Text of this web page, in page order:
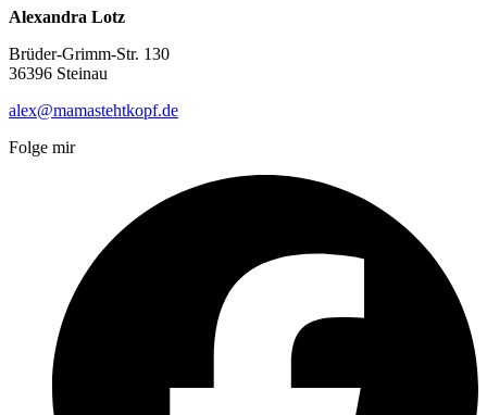
Alexandra Lotz
Brüder-Grimm-Str. 130
36396 Steinau
alex@mamastehtkopf.de
Folge mir